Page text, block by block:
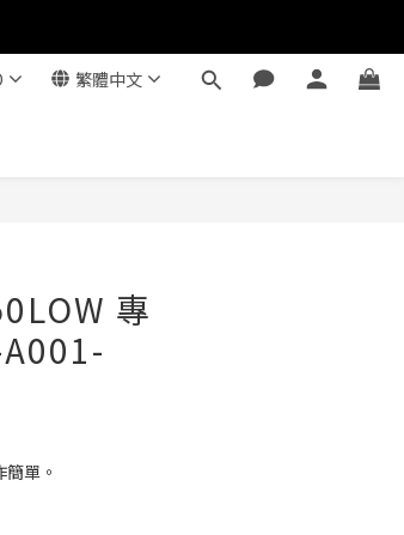
繁體中文
專
單。